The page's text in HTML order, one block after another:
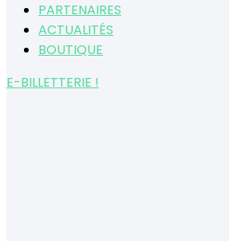
PARTENAIRES
ACTUALITÉS
BOUTIQUE
E-BILLETTERIE !